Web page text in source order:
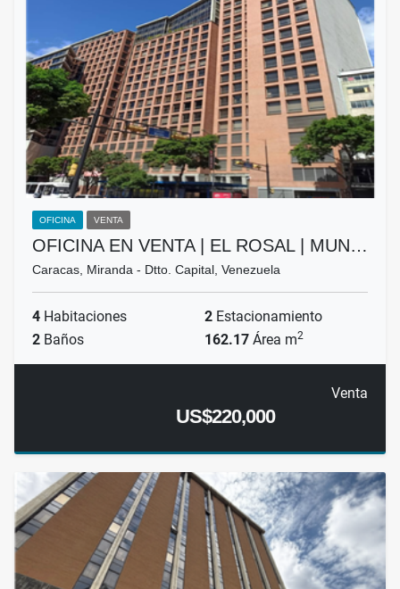
OFICINA VENTA
OFICINA EN VENTA | EL ROSAL | MUN…
Caracas, Miranda - Dtto. Capital, Venezuela
4 Habitaciones 2 Estacionamiento
2 Baños 162.17 Área m2
Venta
US$220,000